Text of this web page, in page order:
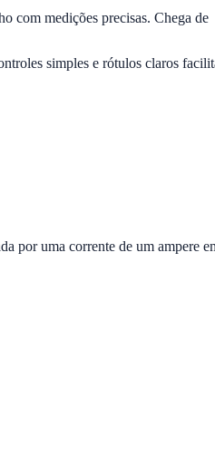
com medições precisas. Chega de
simples e rótulos claros
por uma corrente de um ampere